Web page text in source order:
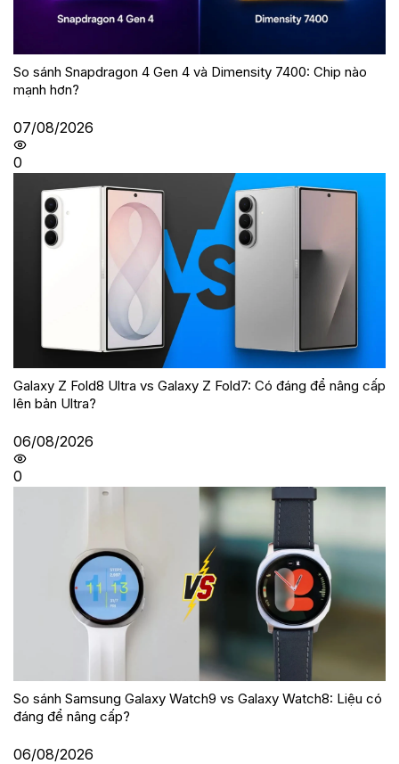
So sánh Snapdragon 4 Gen 4 và Dimensity 7400: Chip nào
mạnh hơn?
07/08/2026
0
Galaxy Z Fold8 Ultra vs Galaxy Z Fold7: Có đáng để nâng cấp
lên bản Ultra?
06/08/2026
0
So sánh Samsung Galaxy Watch9 vs Galaxy Watch8: Liệu có
đáng để nâng cấp?
06/08/2026